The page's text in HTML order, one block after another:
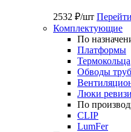
2532 ₽/шт Перейти
Комплектующие
По
Платформы
Термокольца
Обводы труб
Люки
По
CLIP
LumFer